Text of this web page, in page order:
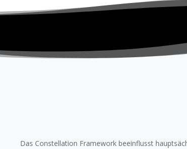
Das Constellation Framework beeinflusst